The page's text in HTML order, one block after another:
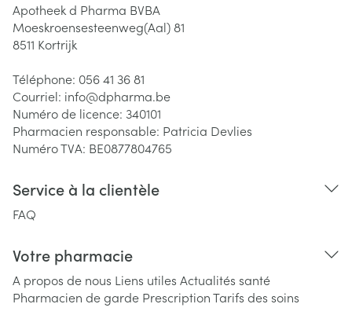
Apotheek d Pharma BVBA
Moeskroensesteenweg(Aal) 81
8511 Kortrijk
Téléphone: 056 41 36 81
Courriel: info@dpharma.be
Numéro de licence: 340101
Pharmacien responsable: Patricia Devlies
Numéro TVA: BE0877804765
Service à la clientèle
FAQ
Votre pharmacie
A propos de nous Liens utiles Actualités santé
Pharmacien de garde PrescriptionTarifs des soins